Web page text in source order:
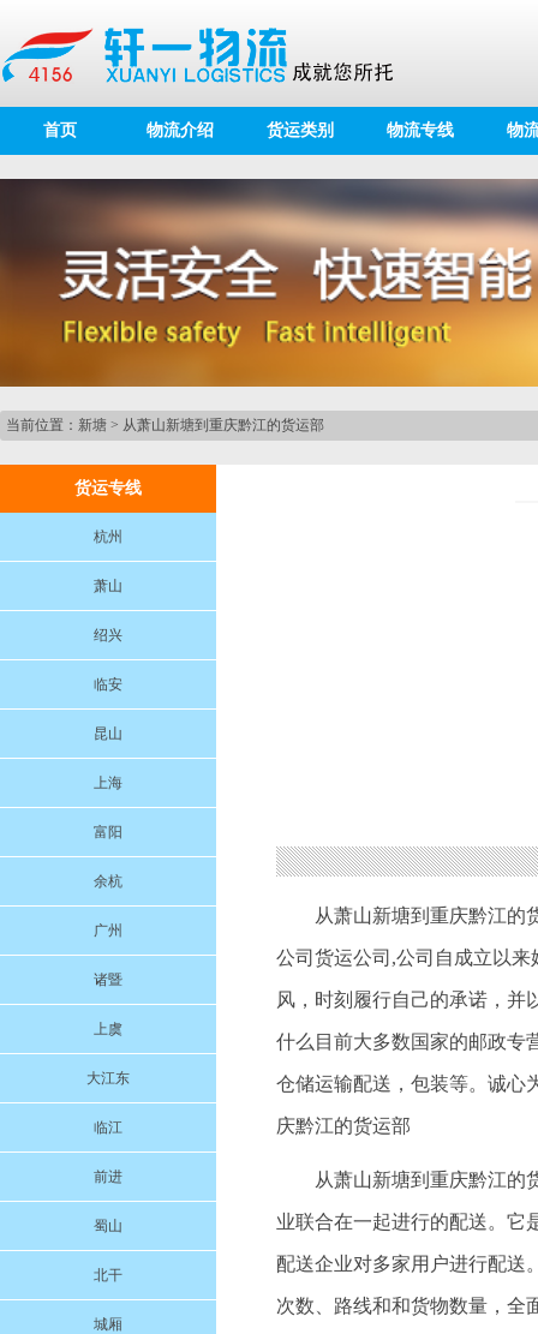
首页 物流介绍 货运类别 物流专线 物
当前位置： 新塘 > 从萧山新塘到重庆黔江的货运部
货运专线
杭州
萧山
绍兴
临安
昆山
上海
富阳
余杭
广州
诸暨
上虞
大江东
临江
前进
蜀山
北干
城厢
从萧山新塘到重庆黔江的
公司货运公司,公司自成立以
风，时刻履行自己的承诺，并
什么目前大多数国家的邮政专
仓储运输配送，包装等。诚心
庆黔江的货运部
从萧山新塘到重庆黔江的
业联合在一起进行的配送。
配送企业对多家用户进行配送
次数、路线和和货物数量，